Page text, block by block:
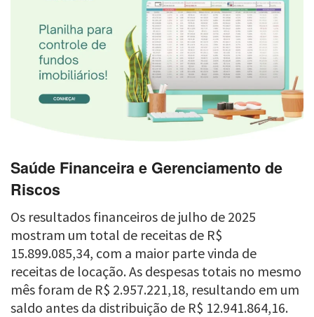
Saúde Financeira e Gerenciamento de
Riscos
Os resultados financeiros de julho de 2025
mostram um total de receitas de R$
15.899.085,34, com a maior parte vinda de
receitas de locação. As despesas totais no mesmo
mês foram de R$ 2.957.221,18, resultando em um
saldo antes da distribuição de R$ 12.941.864,16.